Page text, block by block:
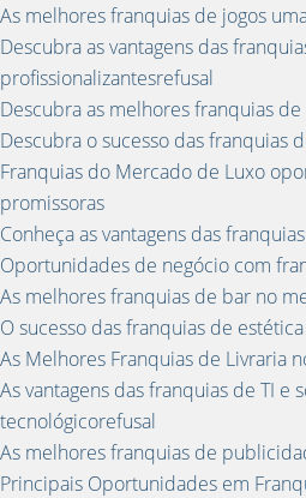
As melhores franquias de jogos
Descubra as vantagens das
profissionalizantesrefusal
Descubra as melhores franquias
Descubra o sucesso das franquias
Franquias do Mercado de Luxo
promissoras
Conheça as vantagens das
Oportunidades de negócio com
As melhores franquias de bar no
O sucesso das franquias de
As Melhores Franquias de Livraria
As vantagens das franquias de TI e
tecnológicorefusal
As melhores franquias de
Principais Oportunidades em